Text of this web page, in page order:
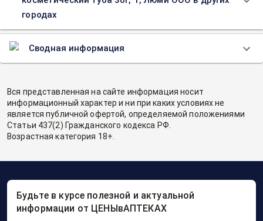
городах
Сводная информация
Вся представленная на сайте информация носит
информационный характер и ни при каких условиях не
является публичной офертой, определяемой положениями
Статьи 437(2) Гражданского кодекса РФ.
Возрастная категория 18+.
Будьте в курсе полезной и актуальной
информации от ЦЕНЫвАПТЕКАХ